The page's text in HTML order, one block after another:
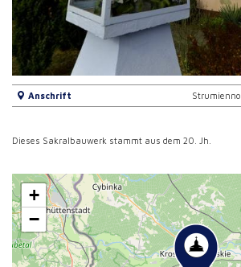
Anschrift Strumienno
Dieses Sakralbauwerk stammt aus dem 20. Jh.
+
−